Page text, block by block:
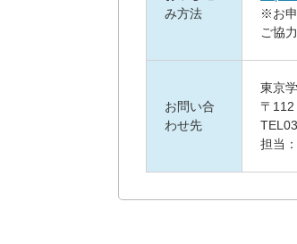
み方法
※お申
ご協
お問い合
わせ先
東京
〒112
担当